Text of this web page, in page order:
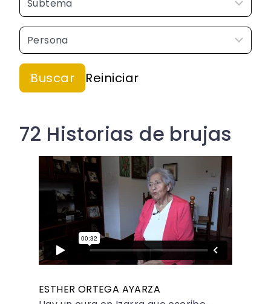
72 Historias de brujas
ESTHER ORTEGA AYARZA